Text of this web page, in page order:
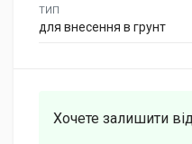
ТИП
для внесення в грунт
Хочете залишити